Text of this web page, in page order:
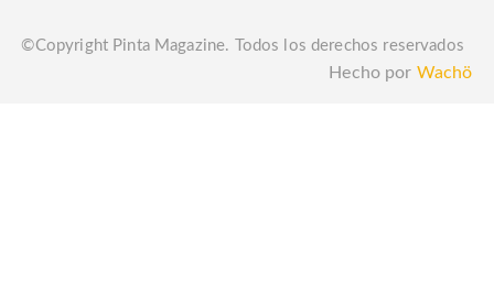
©Copyright Pinta Magazine. Todos los derechos reservados
Hecho por Wachö